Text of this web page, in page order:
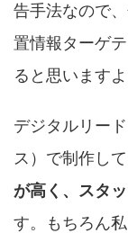
告手法なので
置情報ターゲ
ると思いますよ
デジタルリー
ス）で制作し
が高く、スタ
す。もちろん